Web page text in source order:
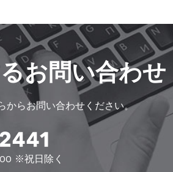
お問い合わせ
からお問い合わせください。
※祝日除く